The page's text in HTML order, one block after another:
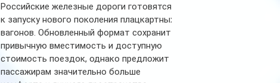
Российские железные дороги готовятся
к запуску нового поколения плацкартных
вагонов. Обновленный формат сохранит
привычную вместимость и доступную
стоимость поездок, однако предложит
пассажирам значительно больше